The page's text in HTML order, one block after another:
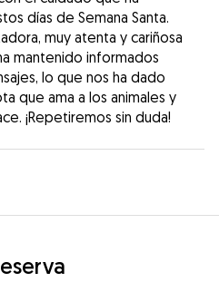
días de Semana Santa.
muy atenta y cariñosa
mantenido informados
lo que nos ha dado
que ama a los animales y
¡Repetiremos sin duda!